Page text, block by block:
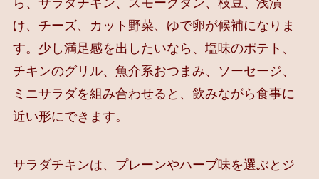
ら、サラダチキン、スモークタン、枝豆、浅漬
け、チーズ、カット野菜、ゆで卵が候補になりま
す。少し満足感を出したいなら、塩味のポテト、
チキンのグリル、魚介系おつまみ、ソーセージ、
ミニサラダを組み合わせると、飲みながら食事に
近い形にできます。
サラダチキンは、プレーンやハーブ味を選ぶとジ